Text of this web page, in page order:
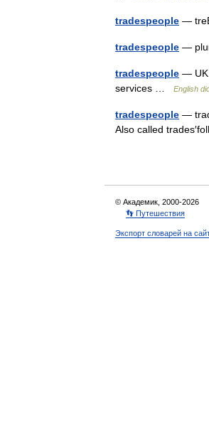
tradespeople —
tradespeople —
tradespeople — UK
services …
English
tradespeople —
Also called
© Академик, 2000-2026
👣 Путешествия
Экспорт словарей на